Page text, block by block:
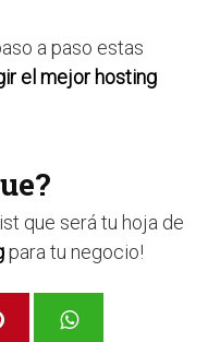
a paso estas
el mejor hosting
que será tu hoja de
para tu negocio!